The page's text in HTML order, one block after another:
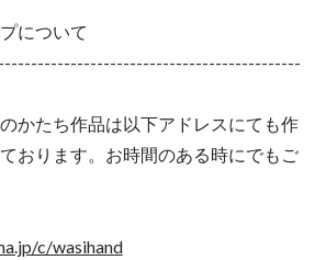
について
かたち作品は以下アドレスにても作
おります。お時間のある時にでもご
c/wasihand